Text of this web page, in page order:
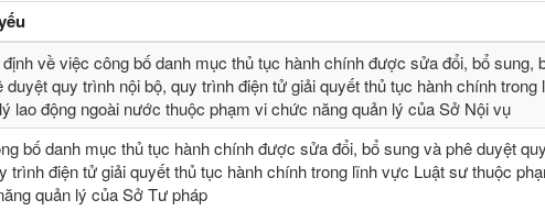
về việc công bố danh mục thủ tục hành chính được sửa đổi, bổ sung,
duyệt quy trình nội bộ, quy trình điện tử giải quyết thủ tục hành chính trong
lao động ngoài nước thuộc phạm vi chức năng quản lý của Sở Nội vụ
bố danh mục thủ tục hành chính được sửa đổi, bổ sung và phê duyệt
trình điện tử giải quyết thủ tục hành chính trong lĩnh vực Luật sư thuộc
quản lý của Sở Tư pháp